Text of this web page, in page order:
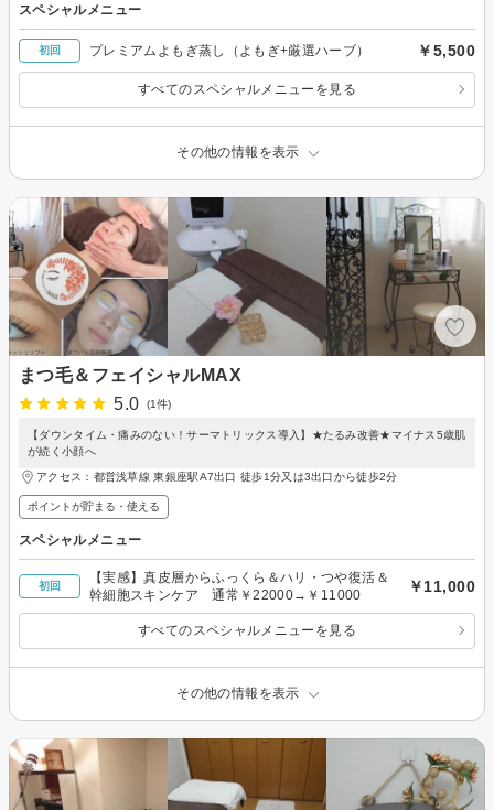
スペシャルメニュー
初回 プレミアムよもぎ蒸し（よもぎ+厳選ハーブ） ￥5,500
すべてのスペシャルメニューを見る
その他の情報を表示
まつ毛＆フェイシャルMAX
5.0
(1件)
【ダウンタイム・痛みのない！サーマトリックス導入】★たるみ改善★マイナス5歳肌
が続く小顔へ
アクセス：都営浅草線 東銀座駅A7出口 徒歩1分又は3出口から徒歩2分
ポイントが貯まる・使える
スペシャルメニュー
初回
【実感】真皮層からふっくら＆ハリ・つや復活＆
幹細胞スキンケア 通常￥22000→￥11000
￥11,000
すべてのスペシャルメニューを見る
その他の情報を表示